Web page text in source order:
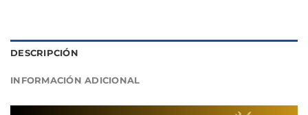
DESCRIPCIÓN
INFORMACIÓN ADICIONAL